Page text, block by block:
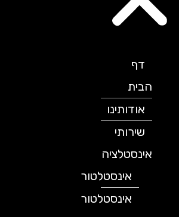
הבית
אודותינו
שירותי
אינסטלציה
אינסטלטור
אינסטלטור